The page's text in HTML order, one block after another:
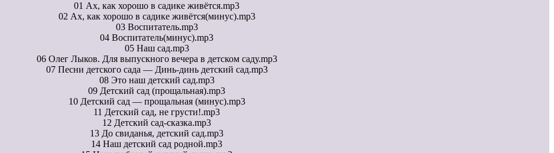
01 Ах, как хорошо в садике живётся.mp3
02 Ах, как хорошо в садике живётся(минус).mp3
03 Воспитатель.mp3
04 Воспитатель(минус).mp3
05 Наш сад.mp3
06 Олег Лыков. Для выпускного вечера в детском саду.mp3
07 Песни детского сада — Динь-динь детский сад.mp3
08 Это наш детский сад.mp3
09 Детский сад (прощальная).mp3
10 Детский сад — прощальная (минус).mp3
11 Детский сад, не грусти!.mp3
12 Детский сад-сказка.mp3
13 До свиданья, детский сад.mp3
14 Наш детский сад родной.mp3